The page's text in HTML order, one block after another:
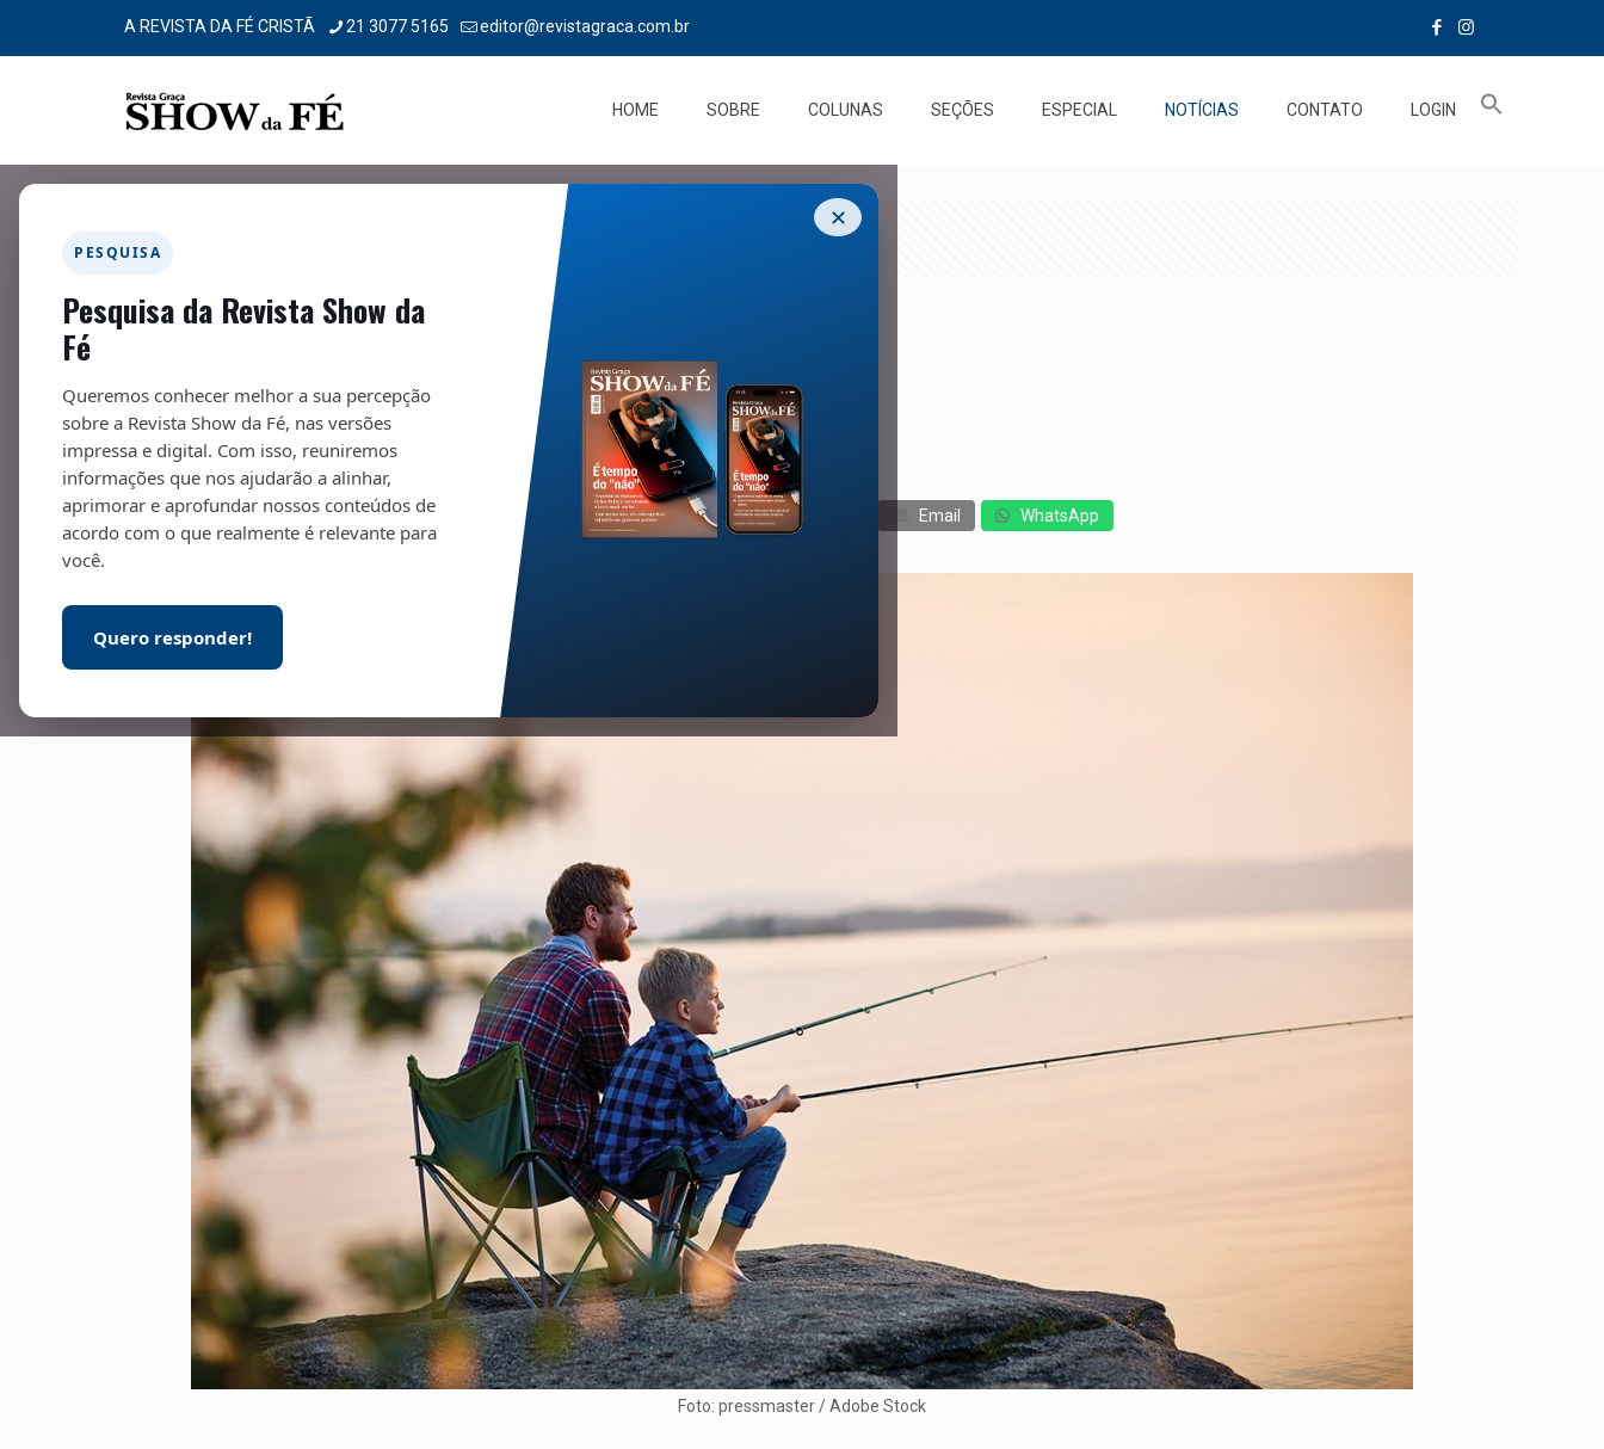
A REVISTA DA FÉ CRISTÃ 21 3077 5165 editor@revistagraca.com.br
HOME SOBRE COLUNAS SEÇÕES ESPECIAL NOTÍCIAS CONTATO LOGIN
✕
PESQUISA
Pesquisa da Revista Show da
Fé
Queremos conhecer melhor a sua percepção
sobre a Revista Show da Fé, nas versões
impressa e digital. Com isso, reuniremos
informações que nos ajudarão a alinhar,
aprimorar e aprofundar nossos conteúdos de
acordo com o que realmente é relevante para
você.
Quero responder!
Pais na fé
Facebook Twitter Messenger Email WhatsApp
Foto: pressmaster / Adobe Stock